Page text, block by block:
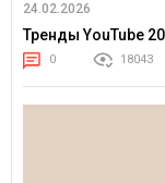
24.02.2026
Тренды YouTube
0 18043